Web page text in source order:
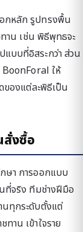
กหลัก รูปทรงพื้น
ทาน เช่น พิธีพุทธจะ
บบที่อิสระกว่า ส่วน
BoonForal ให้
ของแต่ละพิธีเป็น
สั่งซื้อ
ษา การออกแบบ
ที่จริง ทีมช่างฝีมือ
นทุกระดับตั้งแต่
าน เข้าใจราย